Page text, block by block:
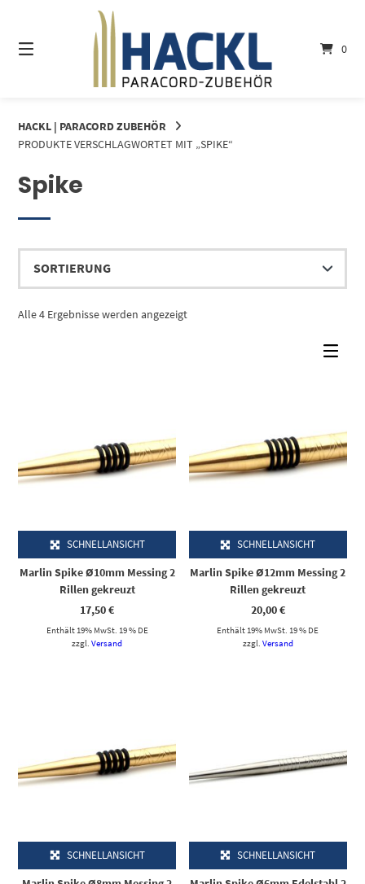
Inhalt
0
HACKL | PARACORD ZUBEHÖR
PRODUKTE VERSCHLAGWORTET MIT „SPIKE“
Spike
Alle 4 Ergebnisse werden angezeigt
SCHNELLANSICHT
Marlin Spike Ø10mm Messing 2
Rillen gekreuzt
17,50€
Enthält 19% MwSt. 19 % DE
zzgl.Versand
SCHNELLANSICHT
Marlin Spike Ø12mm Messing 2
Rillen gekreuzt
20,00€
Enthält 19% MwSt. 19 % DE
zzgl. Versand
SCHNELLANSICHT SCHNELLANSICHT